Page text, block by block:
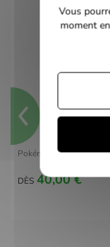
Pokémon Violet -
DÈS 40,00 €
Vous
moment